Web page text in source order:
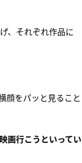
、それぞれ作品に
顔をパッと見ること
画行こうといってい